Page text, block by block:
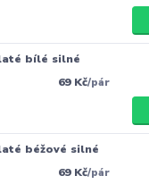
bílé silné
69 Kč/pár
béžové silné
69 Kč/pár